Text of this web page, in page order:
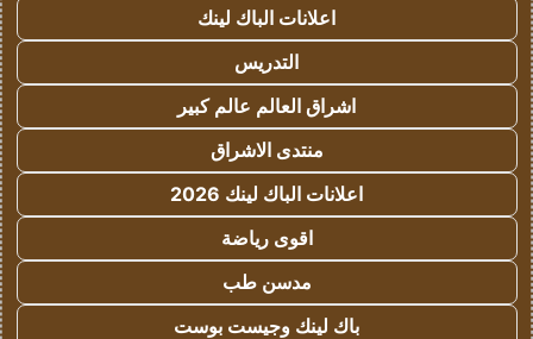
اعلانات الباك لينك
التدريس
اشراق العالم عالم كبير
منتدى الاشراق
اعلانات الباك لينك 2026
اقوى رياضة
مدسن طب
باك لينك وجيست بوست